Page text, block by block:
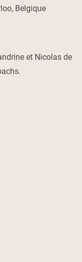
Belgique
et Nicolas de